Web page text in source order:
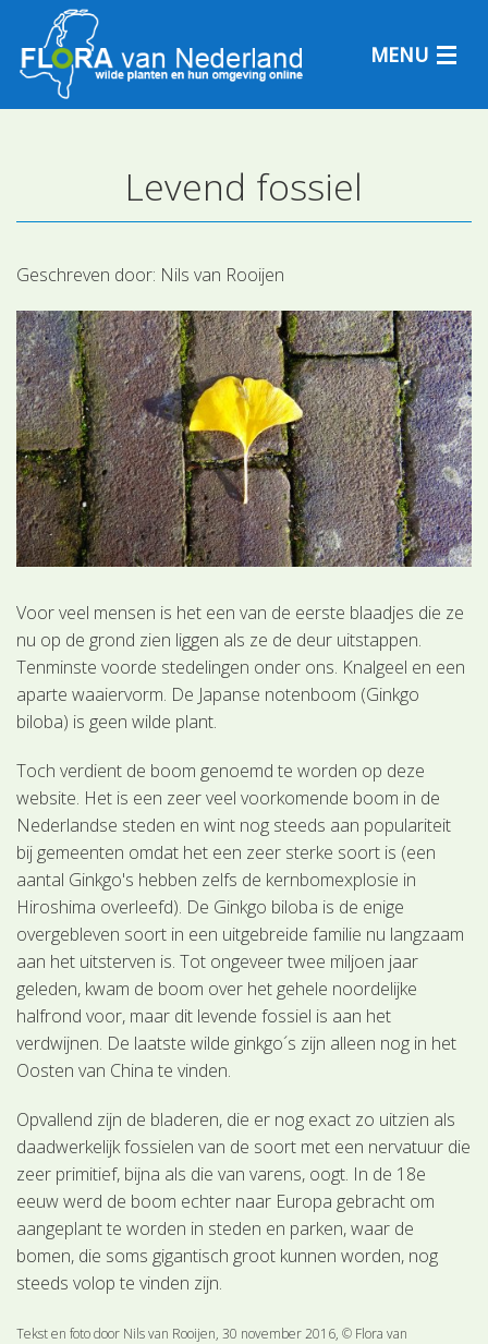
MENU
Plantensoorten
Plantengemeenschappen
Determineren
Levend fossiel
Geschreven door: Nils van Rooijen
Voor veel mensen is het een van de eerste blaadjes die ze
nu op de grond zien liggen als ze de deur uitstappen.
Tenminste voorde stedelingen onder ons. Knalgeel en een
aparte waaiervorm. De Japanse notenboom (Ginkgo
biloba) is geen wilde plant.
Toch verdient de boom genoemd te worden op deze
website. Het is een zeer veel voorkomende boom in de
Nederlandse steden en wint nog steeds aan populariteit
bij gemeenten omdat het een zeer sterke soort is (een
aantal Ginkgo's hebben zelfs de kernbomexplosie in
Hiroshima overleefd). De Ginkgo biloba is de enige
overgebleven soort in een uitgebreide familie nu langzaam
aan het uitsterven is. Tot ongeveer twee miljoen jaar
geleden, kwam de boom over het gehele noordelijke
halfrond voor, maar dit levende fossiel is aan het
verdwijnen. De laatste wilde ginkgo´s zijn alleen nog in het
Oosten van China te vinden.
Opvallend zijn de bladeren, die er nog exact zo uitzien als
daadwerkelijk fossielen van de soort met een nervatuur die
zeer primitief, bijna als die van varens, oogt. In de 18e
eeuw werd de boom echter naar Europa gebracht om
aangeplant te worden in steden en parken, waar de
bomen, die soms gigantisch groot kunnen worden, nog
steeds volop te vinden zijn.
Tekst en foto door Nils van Rooijen, 30 november 2016, © Flora van